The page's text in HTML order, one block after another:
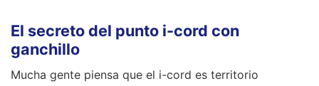
El secreto del punto i-cord con
ganchillo
Mucha gente piensa que el i-cord es territorio